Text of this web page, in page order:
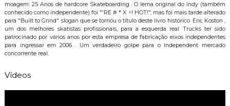
moagem: 25 Anos de hardcore Skateboarding . O lema original do Indy (também
conhecido como independente) foi "'RE # * X ^! HOT!", mas foi mais tarde alterado
para "Built to Grind" slogan que se tornou o título deste livro histórico. Eric Koston ,
um dos melhores skatistas profissionais, para a esquerda real Trucks ter sido
patrocinado por vários anos por esta empresa de fabricação eixos independentes
para ingressar em 2006 . Um verdadeiro golpe para o Independent mercado
concorrente real.
Vídeos